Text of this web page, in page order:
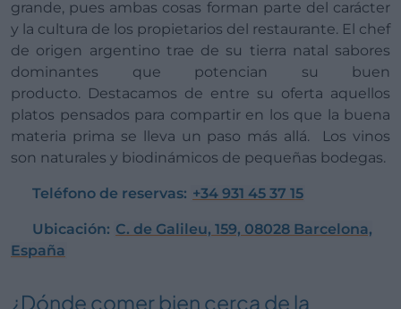
grande, pues ambas cosas forman parte del carácter
y la cultura de los propietarios del restaurante. El chef
de origen argentino trae de su tierra natal sabores
dominantes que potencian su buen
producto. Destacamos de entre su oferta aquellos
platos pensados para compartir en los que la buena
materia prima se lleva un paso más allá. Los vinos
son naturales y biodinámicos de pequeñas bodegas.
Teléfono de reservas: +34 931 45 37 15
Ubicación: C. de Galileu, 159, 08028 Barcelona,
España
¿Dónde comer bien cerca de la